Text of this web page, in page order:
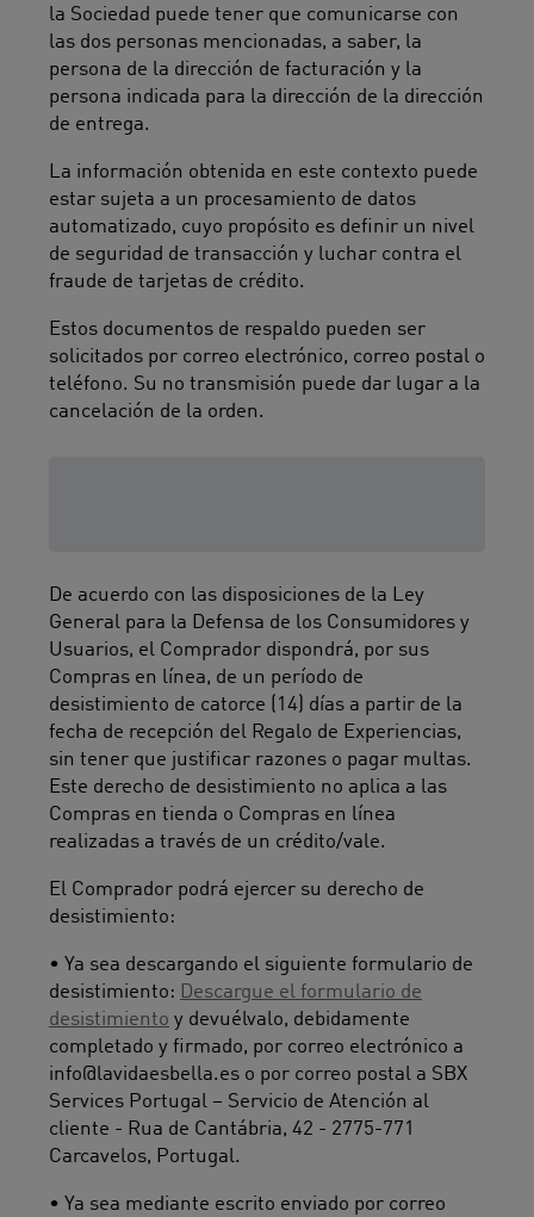
la Sociedad puede tener que comunicarse con
las dos personas mencionadas, a saber, la
persona de la dirección de facturación y la
persona indicada para la dirección de la dirección
de entrega.
La información obtenida en este contexto puede
estar sujeta a un procesamiento de datos
automatizado, cuyo propósito es definir un nivel
de seguridad de transacción y luchar contra el
fraude de tarjetas de crédito.
Estos documentos de respaldo pueden ser
solicitados por correo electrónico, correo postal o
teléfono. Su no transmisión puede dar lugar a la
cancelación de la orden.
De acuerdo con las disposiciones de la Ley
General para la Defensa de los Consumidores y
Usuarios, el Comprador dispondrá, por sus
Compras en línea, de un período de
desistimiento de catorce (14) días a partir de la
fecha de recepción del Regalo de Experiencias,
sin tener que justificar razones o pagar multas.
Este derecho de desistimiento no aplica a las
Compras en tienda o Compras en línea
realizadas a través de un crédito/vale.
El Comprador podrá ejercer su derecho de
desistimiento:
• Ya sea descargando el siguiente formulario de
desistimiento: Descargue el formulario de
desistimiento y devuélvalo, debidamente
completado y firmado, por correo electrónico a
info@lavidaesbella.es o por correo postal a SBX
Services Portugal – Servicio de Atención al
cliente - Rua de Cantábria, 42 - 2775-771
Carcavelos, Portugal.
• Ya sea mediante escrito enviado por correo